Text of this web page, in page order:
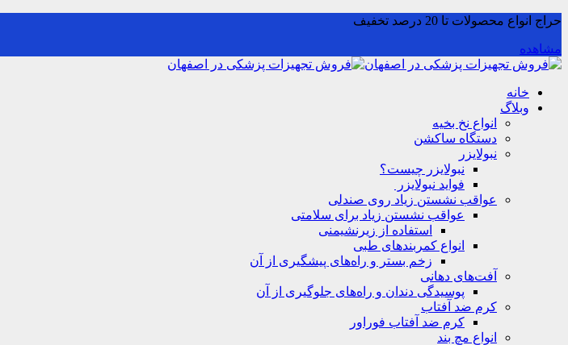
حراج انواع محصولات تا 20 درصد تخفیف
مشاهده
خانه
وبلاگ
انواع نخ بخیه
دستگاه ساکشن
نبولایزر
نبولایزر چیست؟
فواید نبولایزر
عواقب نشستن زیاد روی صندلی
عواقب نشستن زیاد برای سلامتی
استفاده از زیرنشیمنی
انواع کمربندهای طبی
زخم بستر و راه‌های پیشگیری از آن
آفت‌های دهانی
پوسیدگی دندان و راه‌های جلوگیری از آن
کرم ضد آفتاب
کرم ضد آفتاب فوراور
انواع مچ بند